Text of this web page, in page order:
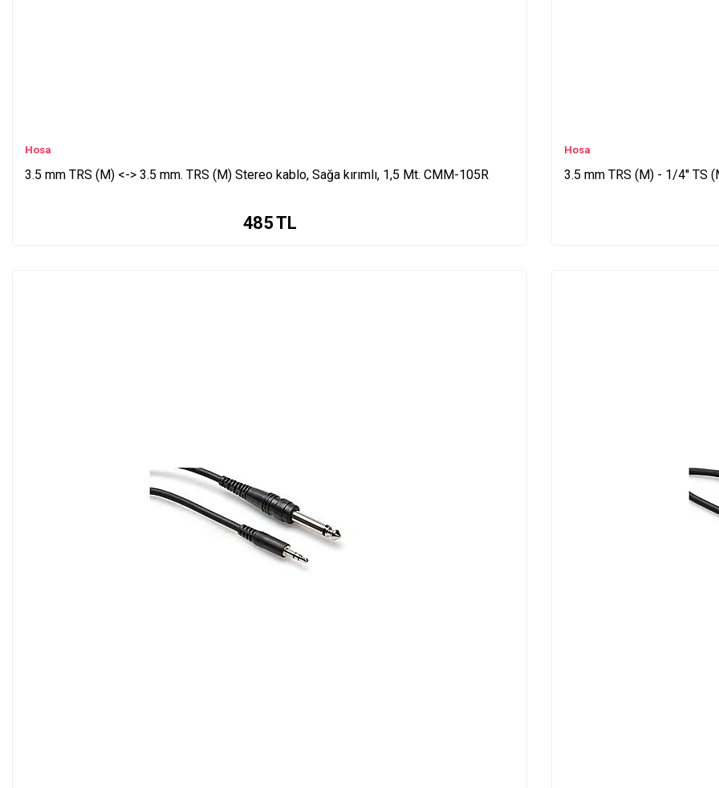
Hosa
3.5 mm TRS (M) <-> 3.5 mm. TRS (M) Stereo kablo, Sağa kırımlı, 1,5 Mt. CMM-105R
485TL
Hosa
3.5 mm TRS (M) - 1/4'' TS